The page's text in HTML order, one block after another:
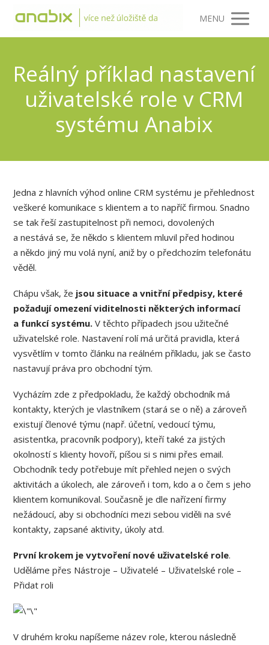
MENU
Reálný příklad nastavení
uživatelské role v CRM
systému Anabix
Jedna z hlavních výhod online CRM systému je přehlednost
veškeré komunikace s klientem a to napříč firmou. Snadno
se tak řeší zastupitelnost při nemoci, dovolených
a nestává se, že někdo s klientem mluvil před hodinou
a někdo jiný mu volá nyní, aniž by o předchozím telefonátu
věděl.
Chápu však, že jsou situace a vnitřní předpisy, které
požadují omezení viditelnosti některých informací
a funkcí systému. V těchto případech jsou užitečné
uživatelské role. Nastavení rolí má určitá pravidla, která
vysvětlím v tomto článku na reálném příkladu, jak se často
nastavují práva pro obchodní tým.
Vycházím zde z předpokladu, že každý obchodník má
kontakty, kterých je vlastníkem (stará se o ně) a zároveň
existují členové týmu (např. účetní, vedoucí týmu,
asistentka, pracovník podpory), kteří také za jistých
okolností s klienty hovoří, píšou si s nimi přes email.
Obchodník tedy potřebuje mít přehled nejen o svých
aktivitách a úkolech, ale zároveň i tom, kdo a o čem s jeho
klientem komunikoval. Současně je dle nařízení firmy
nežádoucí, aby si obchodníci mezi sebou viděli na své
kontakty, zapsané aktivity, úkoly atd.
První krokem je vytvoření nové uživatelské role.
Uděláme přes Nástroje – Uživatelé – Uživatelské role –
Přidat roli
V druhém kroku napíšeme název role, kterou následně